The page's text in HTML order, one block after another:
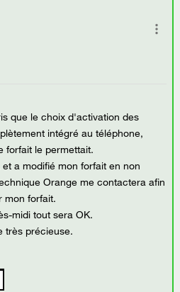
que le choix d'activation des
intégré au téléphone,
forfait le permettait.
a modifié mon forfait en non
Orange me contactera afin
mon forfait.
midi tout sera OK.
très précieuse.